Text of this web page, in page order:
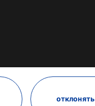
отклонять